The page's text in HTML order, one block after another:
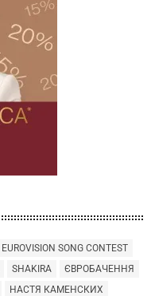
EUROVISION SONG CONTEST
SHAKIRA
ЄВРОБАЧЕННЯ
НАСТЯ КАМЕНСКИХ